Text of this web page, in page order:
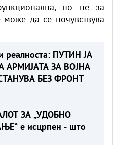
но не за
може да се почувствува
реалноста: ПУТИН ЈА
АРМИЈАТА ЗА ВОЈНА
БЕЗ ФРОНТ
ЗА „УДОБНО
е исцрпен - што